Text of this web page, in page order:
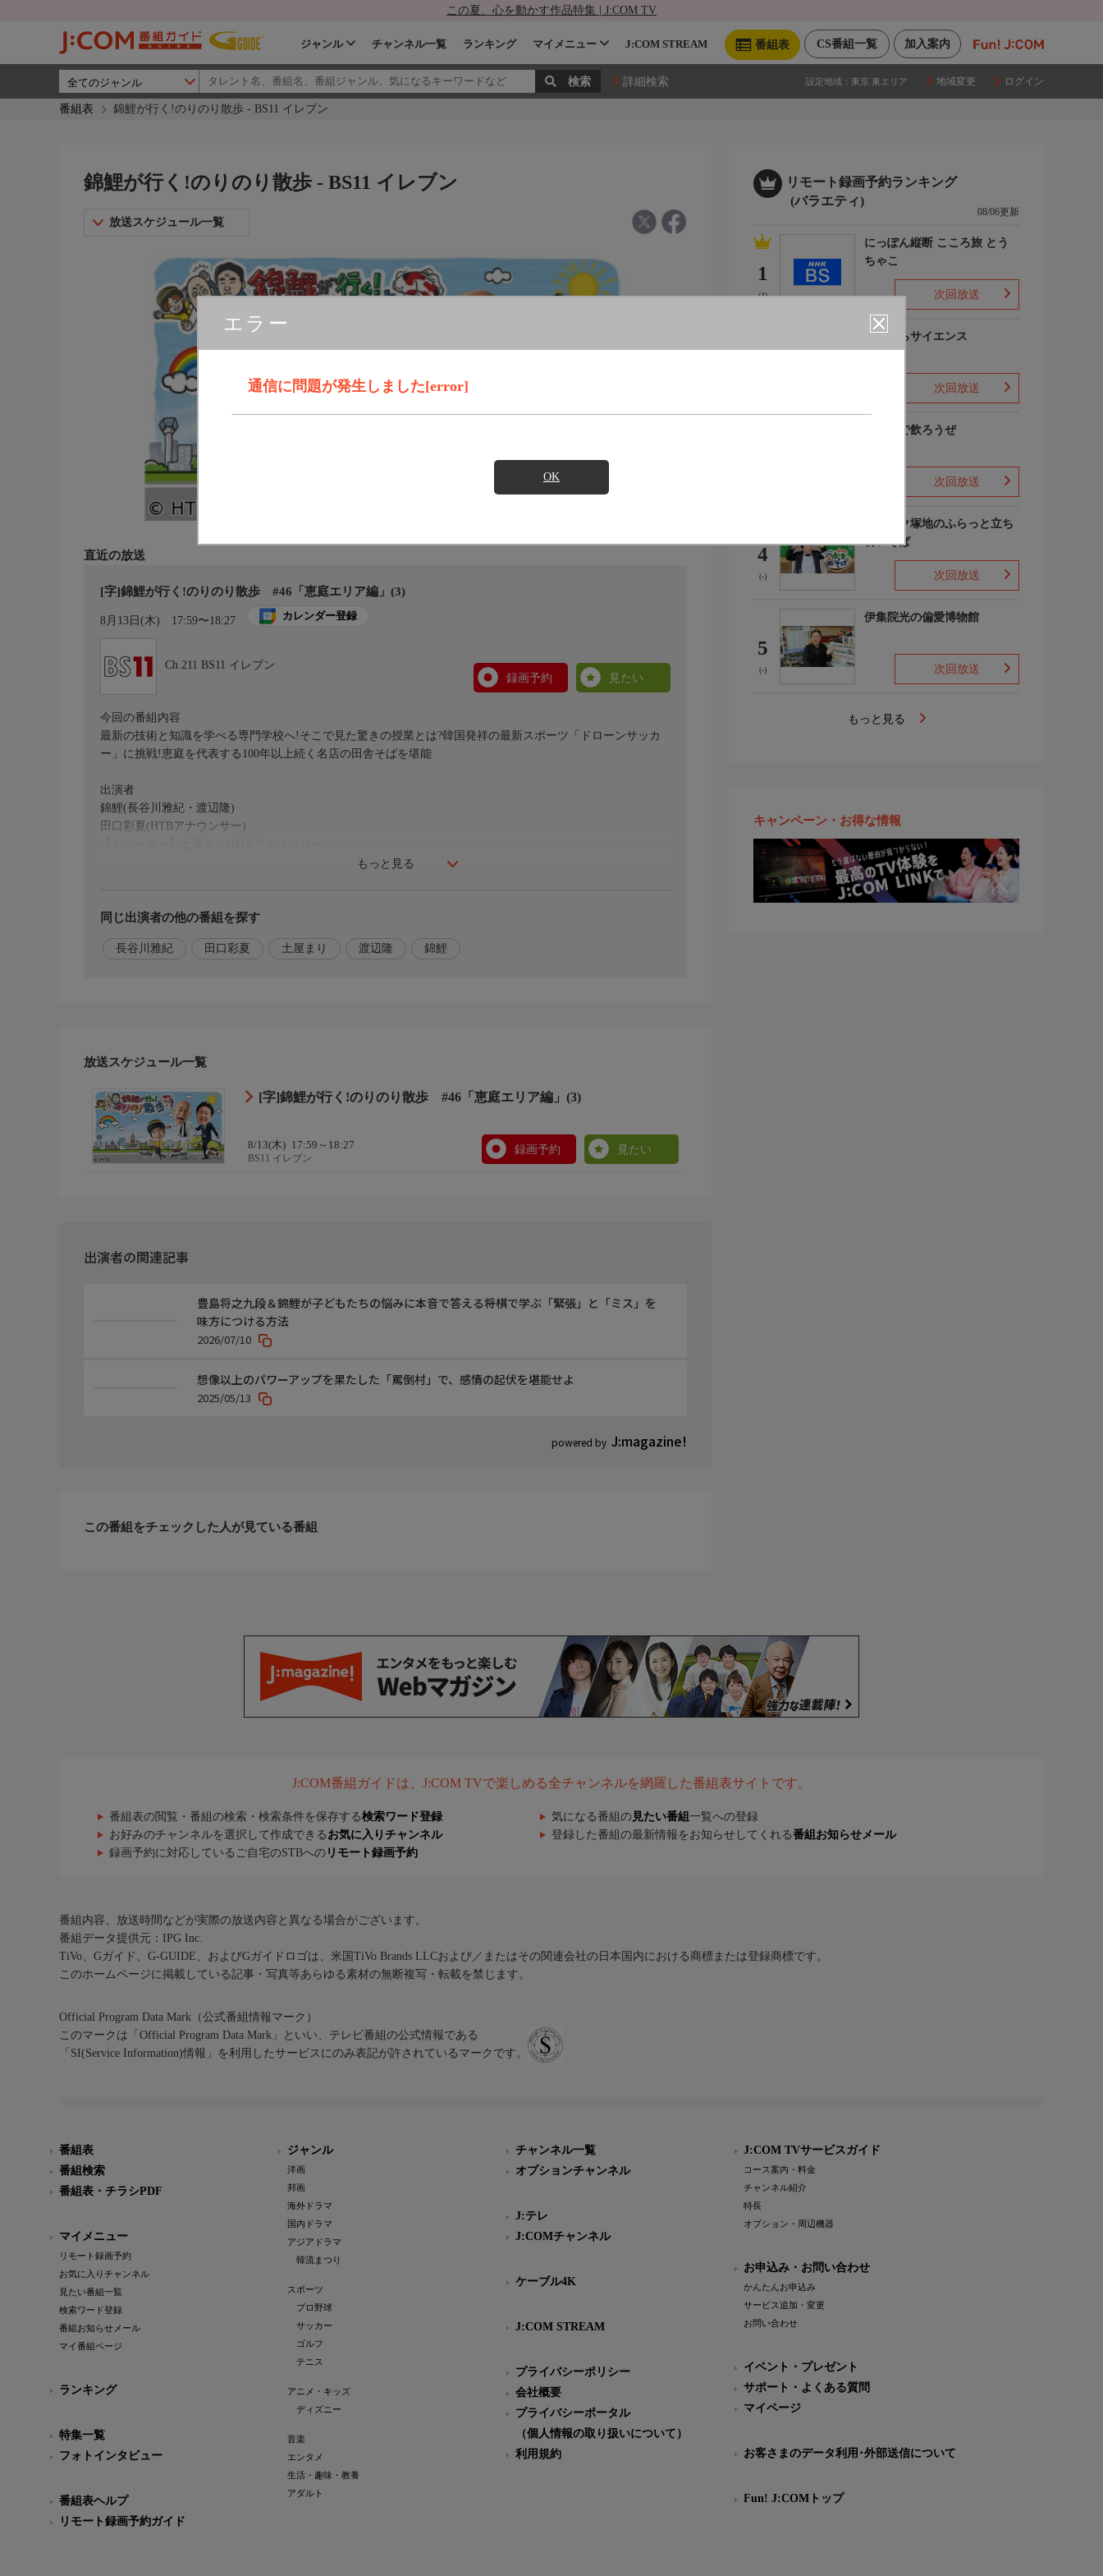
この夏、心を動かす作品特集 | J:COM TV
加入案内
CS番組一覧
番組表
ジャンル チャンネル一覧 ランキング マイメニュー J:COM STREAM
詳細検索 設定地域： 東京 東エリア 地域変更 ログイン
番組表 錦鯉が行く!のりのり散歩 - BS11 イレブン
エラー
通信に問題が発生しました[error]
OK
錦鯉が行く!のりのり散歩 - BS11 イレブン
放送スケジュール一覧
直近の放送
[字]錦鯉が行く!のりのり散歩 #46「恵庭エリア編」(3)
8月13日(木) 17:59〜18:27 カレンダー登録
Ch.211 BS11 イレブン
録画予約
見たい
もっと見る
今回の番組内容
最新の技術と知識を学べる専門学校へ!そこで見た驚きの授業とは?韓国発祥の最新スポーツ「ドローンサッカ
ー」に挑戦!恵庭を代表する100年以上続く名店の田舎そばを堪能
出演者
錦鯉(長谷川雅紀・渡辺隆)
田口彩夏(HTBアナウンサー)
やご感想など、どしどしお寄せください。
同じ出演者の他の番組を探す
長谷川雅紀 田口彩夏 土屋まり 渡辺隆 錦鯉
放送スケジュール一覧
[字]錦鯉が行く!のりのり散歩 #46「恵庭エリア編」(3)
8/13(木) 17:59～18:27
BS11 イレブン
録画予約 見たい
出演者の関連記事
powered by J:magazine!
豊島将之九段＆錦鯉が子どもたちの悩みに本音で答える――将棋で学ぶ「緊張」と「ミス」を
味方につける方法
2026/07/10
想像以上のパワーアップを果たした「罵倒村」で、感情の起伏を堪能せよ
2025/05/13
この番組をチェックした人が見ている番組
リモート録画予約ランキング
(バラエティ)
08/06更新
1
(4)
にっぽん縦断 こころ旅 とう
ちゃこ
次回放送
いまからサイエンス
次回放送
町中華で飲ろうぜ
次回放送
4
(-)
ドランク塚地のふらっと立ち
食いそば
次回放送
5
(-)
伊集院光の偏愛博物館
次回放送
もっと見る
キャンペーン・お得な情報
J:COM番組ガイドは、J:COM TVで楽しめる全チャンネルを網羅した番組表サイトです。
番組表の閲覧・番組の検索・検索条件を保存する検索ワード登録 気になる番組の 見たい番組 一覧への登録
お好みのチャンネルを選択して作成できる お気に入りチャンネル 登録した番組の最新情報をお知らせしてくれる番組お知らせメール
録画予約に対応しているご自宅のSTBへの リモート録画予約
番組内容、放送時間などが実際の放送内容と異なる場合がございます。
番組データ提供元：IPG Inc.
TiVo、Gガイド、G-GUIDE、およびGガイドロゴは、米国TiVo Brands LLCおよび／またはその関連会社の日本国内における商標または登録商標です。
このホームページに掲載している記事・写真等あらゆる素材の無断複写・転載を禁じます。
Official Program Data Mark（公式番組情報マーク）
このマークは「Official Program Data Mark」といい、テレビ番組の公式情報である
「SI(Service Information)情報」を利用したサービスにのみ表記が許されているマークです。
番組表
番組検索
番組表・チラシPDF
マイメニュー
リモート録画予約
お気に入りチャンネル
見たい番組一覧
検索ワード登録
番組お知らせメール
マイ番組ページ
ランキング
特集一覧
フォトインタビュー
番組表ヘルプ
リモート録画予約ガイド
ジャンル
洋画
邦画
海外ドラマ
国内ドラマ
アジアドラマ
韓流まつり
スポーツ
プロ野球
サッカー
ゴルフ
テニス
アニメ・キッズ
ディズニー
音楽
エンタメ
生活・趣味・教養
アダルト
チャンネル一覧
オプションチャンネル
J:テレ
J:COMチャンネル
ケーブル4K
J:COM STREAM
プライバシーポリシー
会社概要
プライバシーポータル
（個人情報の取り扱いについて）
利用規約
J:COM TVサービスガイド
コース案内・料金
チャンネル紹介
特長
オプション・周辺機器
お申込み・お問い合わせ
かんたんお申込み
サービス追加・変更
お問い合わせ
イベント・プレゼント
サポート・よくある質問
マイページ
お客さまのデータ利用･外部送信について
Fun! J:COMトップ